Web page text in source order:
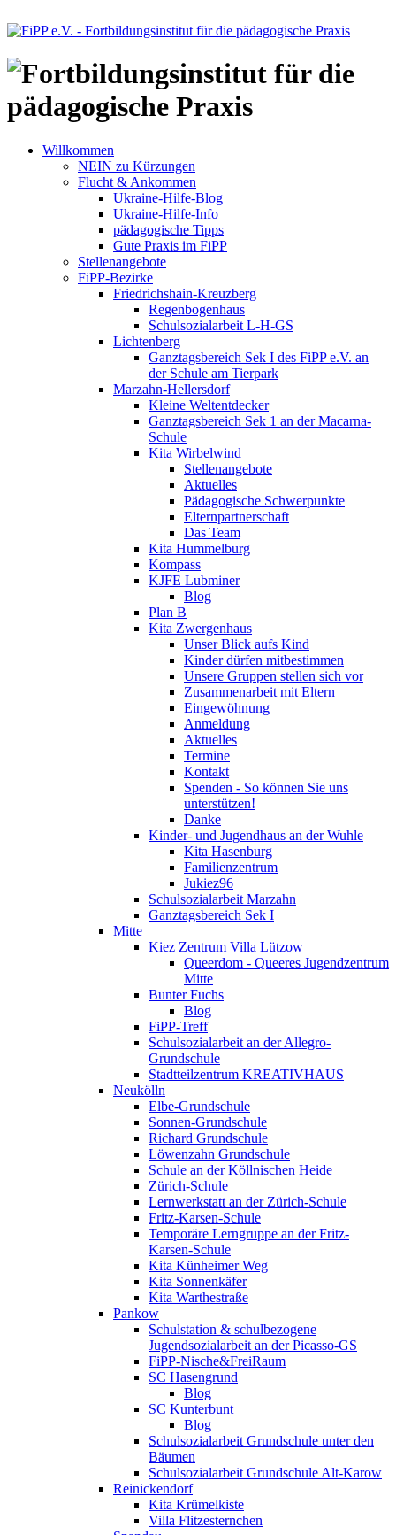
Willkommen
NEIN zu Kürzungen
Flucht & Ankommen
Ukraine-Hilfe-Blog
Ukraine-Hilfe-Info
pädagogische Tipps
Gute Praxis im FiPP
Stellenangebote
FiPP-Bezirke
Friedrichshain-Kreuzberg
Regenbogenhaus
Schulsozialarbeit L-H-GS
Lichtenberg
Ganztagsbereich Sek I des FiPP e.V. an
der Schule am Tierpark
Marzahn-Hellersdorf
Kleine Weltentdecker
Ganztagsbereich Sek 1 an der Macarna-
Schule
Kita Wirbelwind
Stellenangebote
Aktuelles
Pädagogische Schwerpunkte
Elternpartnerschaft
Das Team
Kita Hummelburg
Kompass
KJFE Lubminer
Blog
Plan B
Kita Zwergenhaus
Unser Blick aufs Kind
Kinder dürfen mitbestimmen
Unsere Gruppen stellen sich vor
Zusammenarbeit mit Eltern
Eingewöhnung
Anmeldung
Aktuelles
Termine
Kontakt
Spenden - So können Sie uns
unterstützen!
Danke
Kinder- und Jugendhaus an der Wuhle
Kita Hasenburg
Familienzentrum
Jukiez96
Schulsozialarbeit Marzahn
Ganztagsbereich Sek I
Mitte
Kiez Zentrum Villa Lützow
Queerdom - Queeres Jugendzentrum
Mitte
Bunter Fuchs
Blog
FiPP-Treff
Schulsozialarbeit an der Allegro-
Grundschule
Stadtteilzentrum KREATIVHAUS
Neukölln
Elbe-Grundschule
Sonnen-Grundschule
Richard Grundschule
Löwenzahn Grundschule
Schule an der Köllnischen Heide
Zürich-Schule
Lernwerkstatt an der Zürich-Schule
Fritz-Karsen-Schule
Temporäre Lerngruppe an der Fritz-
Karsen-Schule
Kita Künheimer Weg
Kita Sonnenkäfer
Kita Warthestraße
Pankow
Schulstation & schulbezogene
Jugendsozialarbeit an der Picasso-GS
FiPP-Nische&FreiRaum
SC Hasengrund
Blog
SC Kunterbunt
Blog
Schulsozialarbeit Grundschule unter den
Bäumen
Schulsozialarbeit Grundschule Alt-Karow
Reinickendorf
Kita Krümelkiste
Villa Flitzesternchen